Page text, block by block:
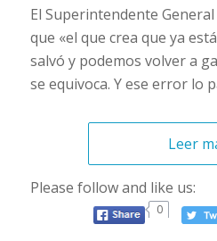
El Superintendente
que «el que crea que ya
salvó y podemos volver a
se equivoca. Y ese error lo
Leer
Please follow and like us:
0